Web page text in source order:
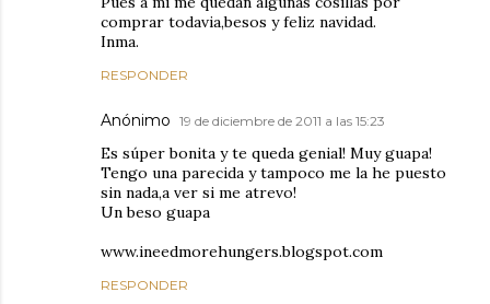
comprar todavia,besos y feliz navidad.
Inma.
RESPONDER
Anónimo 19 de diciembre de 2011 a las 15:23
Es súper bonita y te queda genial! Muy guapa!
Tengo una parecida y tampoco me la he puesto
sin nada,a ver si me atrevo!
Un beso guapa
www.ineedmorehungers.blogspot.com
RESPONDER